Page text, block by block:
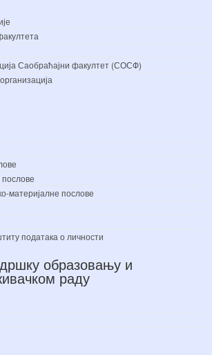
Саобраћајни факултет (СОСФ)
материјалне послове
података о личности
образовању и
раду